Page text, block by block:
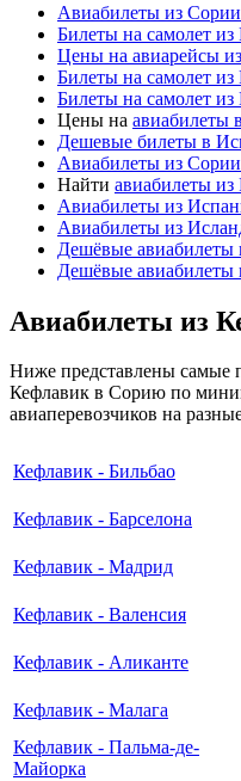
Авиабилеты из
Билеты на самолет
Цены на авиарейсы
Билеты на самолет
Билеты на самолет
Цены на авиабилеты
Дешевые билеты в
Авиабилеты из
Найти авиабилеты
Авиабилеты из
Авиабилеты из
Дешёвые авиабилеты
Дешёвые авиабилеты
Авиабилеты из
Ниже представлены самые
Кефлавик в Сорию по
авиаперевозчиков на
Кефлавик - Бильбао
Кефлавик - Барселона
Кефлавик - Мадрид
Кефлавик - Валенсия
Кефлавик - Аликанте
Кефлавик - Малага
Кефлавик - Пальма-де-
Майорка